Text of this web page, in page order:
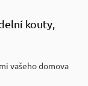
kouty,
vašeho domova